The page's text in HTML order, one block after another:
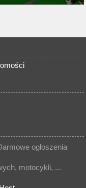
ogłoszenia
motocykli, ...